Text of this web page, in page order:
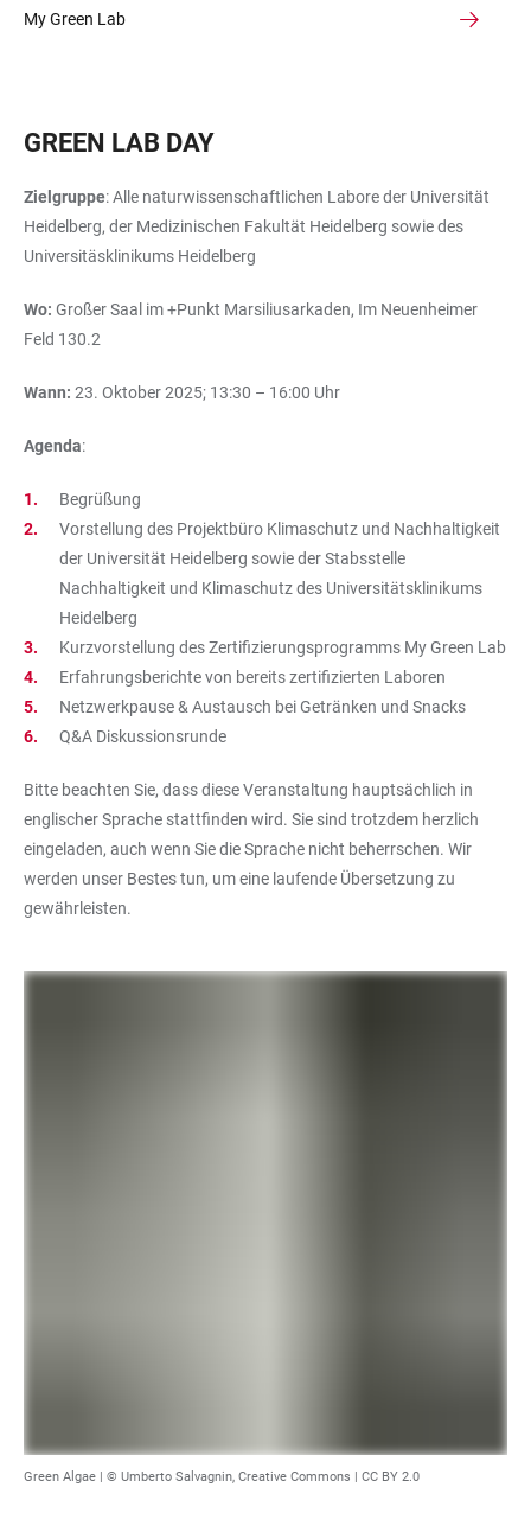
My Green Lab
GREEN LAB DAY
Zielgruppe: Alle naturwissenschaftlichen Labore der Universität
Heidelberg, der Medizinischen Fakultät Heidelberg sowie des
Universitäsklinikums Heidelberg
Wo: Großer Saal im +Punkt Marsiliusarkaden, Im Neuenheimer
Feld 130.2
Wann: 23. Oktober 2025; 13:30 – 16:00 Uhr
Agenda:
Begrüßung
Vorstellung des Projektbüro Klimaschutz und Nachhaltigkeit
der Universität Heidelberg sowie der Stabsstelle
Nachhaltigkeit und Klimaschutz des Universitätsklinikums
Heidelberg
Kurzvorstellung des Zertifizierungsprogramms My Green Lab
Erfahrungsberichte von bereits zertifizierten Laboren
Netzwerkpause & Austausch bei Getränken und Snacks
Q&A Diskussionsrunde
Bitte beachten Sie, dass diese Veranstaltung hauptsächlich in
englischer Sprache stattfinden wird. Sie sind trotzdem herzlich
eingeladen, auch wenn Sie die Sprache nicht beherrschen. Wir
werden unser Bestes tun, um eine laufende Übersetzung zu
gewährleisten.
Green Algae | © Umberto Salvagnin, Creative Commons | CC BY 2.0